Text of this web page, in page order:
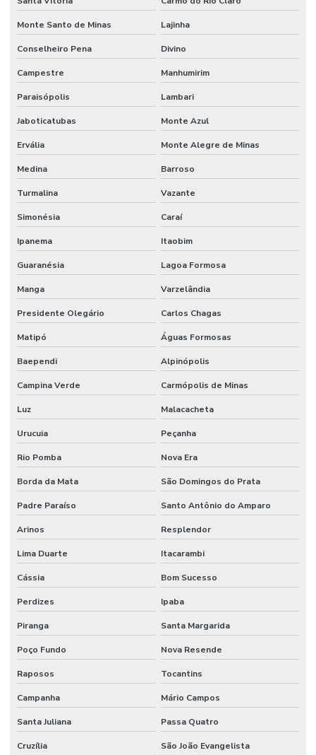
Monte Santo de Minas Lajinha
Conselheiro Pena Divino
Campestre Manhumirim
Paraisópolis Lambari
Jaboticatubas Monte Azul
Ervália Monte Alegre de Minas
Medina Barroso
Turmalina Vazante
Simonésia Caraí
Ipanema Itaobim
Guaranésia Lagoa Formosa
Manga Varzelândia
Presidente Olegário Carlos Chagas
Matipó Águas Formosas
Baependi Alpinópolis
Campina Verde Carmópolis de Minas
Luz Malacacheta
Urucuia Peçanha
Rio Pomba Nova Era
Borda da Mata São Domingos do Prata
Padre Paraíso Santo Antônio do Amparo
Arinos Resplendor
Lima Duarte Itacarambi
Cássia Bom Sucesso
Perdizes Ipaba
Piranga Santa Margarida
Poço Fundo Nova Resende
Raposos Tocantins
Campanha Mário Campos
Santa Juliana Passa Quatro
Cruzília São João Evangelista